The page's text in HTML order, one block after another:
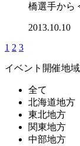
橋選手から
2013.10.10
1 2 3
イベント開催地
全て
北海道地方
東北地方
関東地方
中部地方